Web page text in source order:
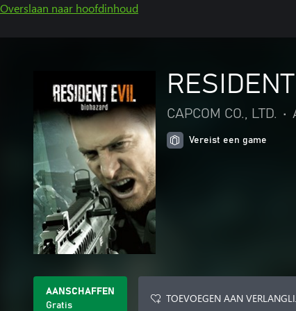
Overslaan naar hoofdinhoud
CAPCOM CO., LTD. •
Vereist een game
AANSCHAFFEN
Gratis
TOEVOEGEN AAN